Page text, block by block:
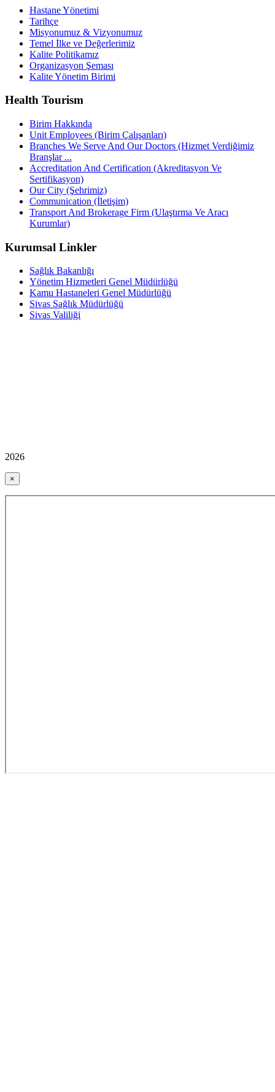
Hastane Yönetimi
Tarihçe
Misyonumuz & Vizyonumuz
Temel İlke ve Değerlerimiz
Kalite Politikamız
Organizasyon Şeması
Kalite Yönetim Birimi
Health Tourism
Birim Hakkında
Unit Employees (Birim Çalışanları)
Branches We Serve And Our Doctors (Hizmet Verdiğimiz
Branşlar ...
Accreditation And Certification (Akreditasyon Ve
Sertifikasyon)
Our City (Şehrimiz)
Communication (İletişim)
Transport And Brokerage Firm (Ulaştırma Ve Aracı
Kurumlar)
Kurumsal Linkler
Sağlık Bakanlığı
Yönetim Hizmetleri Genel Müdürlüğü
Kamu Hastaneleri Genel Müdürlüğü
Sivas Sağlık Müdürlüğü
Sivas Valiliği
2026
×